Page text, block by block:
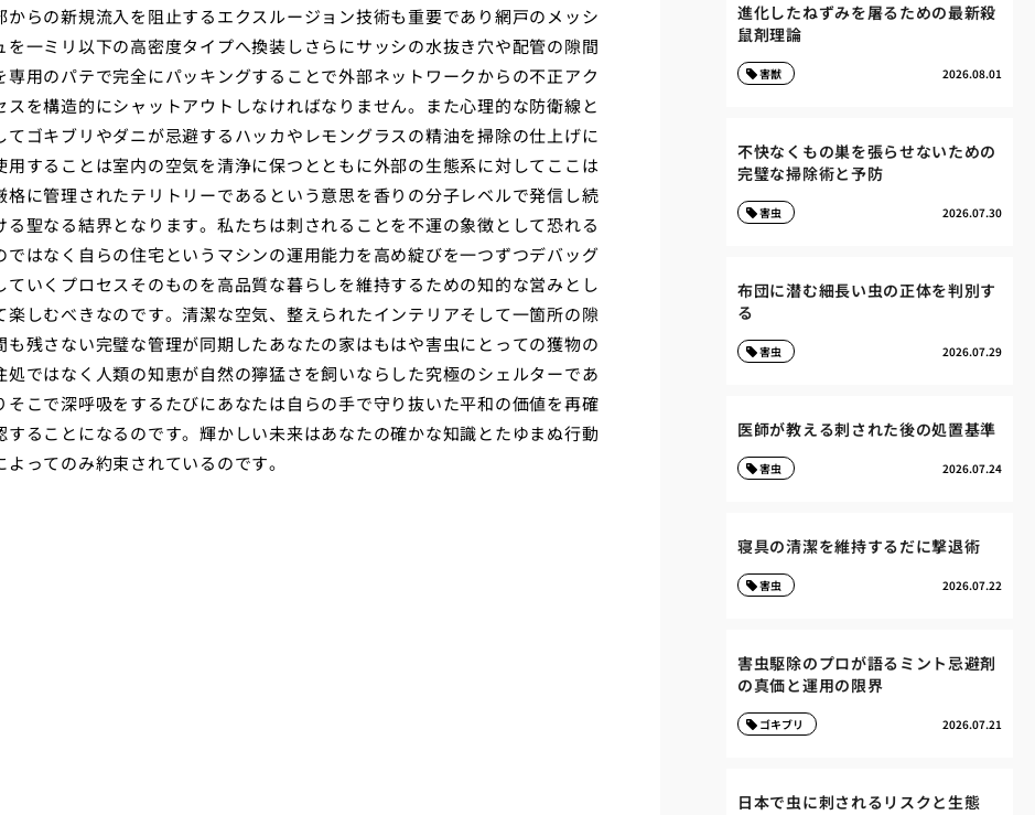
からの新規流入を阻止するエクスルージョン技術も重要であり網戸のメッシ
を一ミリ以下の高密度タイプへ換装しさらにサッシの水抜き穴や配管の隙間
専用のパテで完全にパッキングすることで外部ネットワークからの不正アク
スを構造的にシャットアウトしなければなりません。また心理的な防衛線と
てゴキブリやダニが忌避するハッカやレモングラスの精油を掃除の仕上げに
用することは室内の空気を清浄に保つとともに外部の生態系に対してここは
格に管理されたテリトリーであるという意思を香りの分子レベルで発信し続
る聖なる結界となります。私たちは刺されることを不運の象徴として恐れる
ではなく自らの住宅というマシンの運用能力を高め綻びを一つずつデバッグ
ていくプロセスそのものを高品質な暮らしを維持するための知的な営みとし
楽しむべきなのです。清潔な空気、整えられたインテリアそして一箇所の隙
も残さない完璧な管理が同期したあなたの家はもはや害虫にとっての獲物の
処ではなく人類の知恵が自然の獰猛さを飼いならした究極のシェルターであ
そこで深呼吸をするたびにあなたは自らの手で守り抜いた平和の価値を再確
することになるのです。輝かしい未来はあなたの確かな知識とたゆまぬ行動
よってのみ約束されているのです。
進化したねずみを屠るための最新殺
鼠剤理論
2026.08.01
害獣
不快なくもの巣を張らせないための
完璧な掃除術と予防
2026.07.30
害虫
布団に潜む細長い虫の正体を判別す
る
2026.07.29
害虫
医師が教える刺された後の処置基準
2026.07.24
害虫
寝具の清潔を維持するだに撃退術
2026.07.22
害虫
害虫駆除のプロが語るミント忌避剤
の真価と運用の限界
2026.07.21
ゴキブリ
日本で虫に刺されるリスクと生態